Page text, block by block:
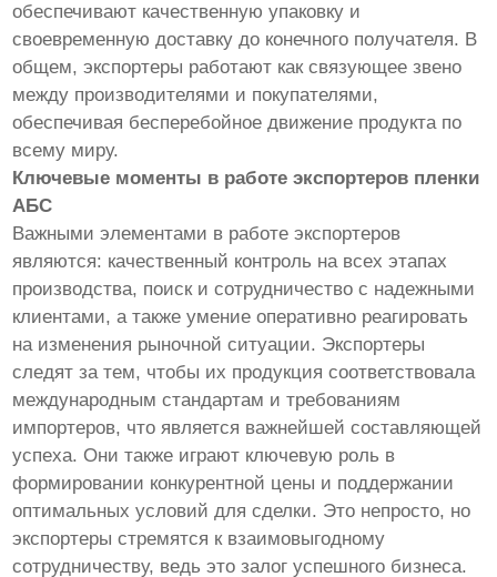
обеспечивают качественную упаковку и
своевременную доставку до конечного получателя. В
общем, экспортеры работают как связующее звено
между производителями и покупателями,
обеспечивая бесперебойное движение продукта по
всему миру.
Ключевые моменты в работе экспортеров пленки
АБС
Важными элементами в работе экспортеров
являются: качественный контроль на всех этапах
производства, поиск и сотрудничество с надежными
клиентами, а также умение оперативно реагировать
на изменения рыночной ситуации. Экспортеры
следят за тем, чтобы их продукция соответствовала
международным стандартам и требованиям
импортеров, что является важнейшей составляющей
успеха. Они также играют ключевую роль в
формировании конкурентной цены и поддержании
оптимальных условий для сделки. Это непросто, но
экспортеры стремятся к взаимовыгодному
сотрудничеству, ведь это залог успешного бизнеса.